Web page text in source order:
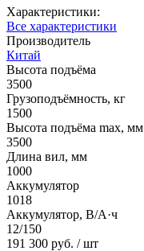
Характеристики:
Все характеристики
Производитель
Китай
Высота подъёма
3500
Грузоподъёмность, кг
1500
Высота подъёма max, мм
3500
Длина вил, мм
1000
Аккумулятор
1018
Аккумулятор, В/А·ч
12/150
191 300 руб. / шт